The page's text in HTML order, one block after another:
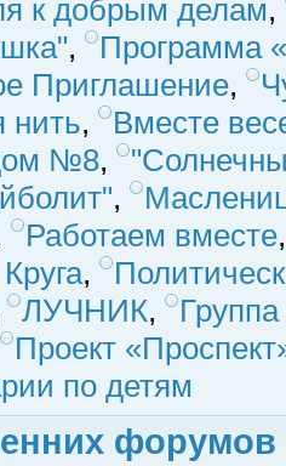
к добрым делам,
,
Программа
Приглашение,
нить,
Вместе
№8,
,
Работаем вместе
,
ЛУЧНИК,
Проект
по детям
форумов